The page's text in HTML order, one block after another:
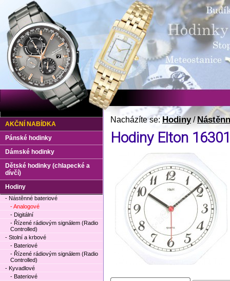
Nacházíte se:Hodiny/
Hodiny Elton
AKČNÍ NABÍDKA
Pánské hodinky
Dámské hodinky
Dětské hodinky (chlapecké a
dívčí)
Hodiny
- Nástěnné bateriové
- Analogové
- Digitální
- Řízené rádiovým signálem (Radio
Controlled)
- Stolní a krbové
- Bateriové
- Řízené rádiovým signálem (Radio
Controlled)
- Kyvadlové
- Bateriové